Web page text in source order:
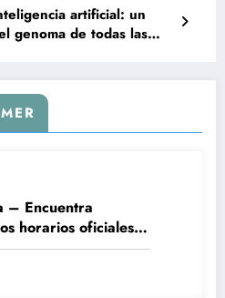
artificial: un
genoma de todas las
– Encuentra
horarios oficiales